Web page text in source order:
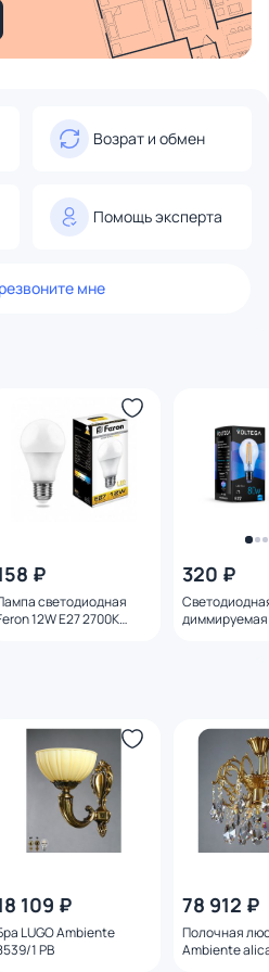
Возрат и обмен
Помощь эксперта
мне
₽
светодиодная
12W E27 2700K
320 ₽
109 ₽
LUGO Ambiente
1 PB
78 912 ₽
Полочная
Ambiente